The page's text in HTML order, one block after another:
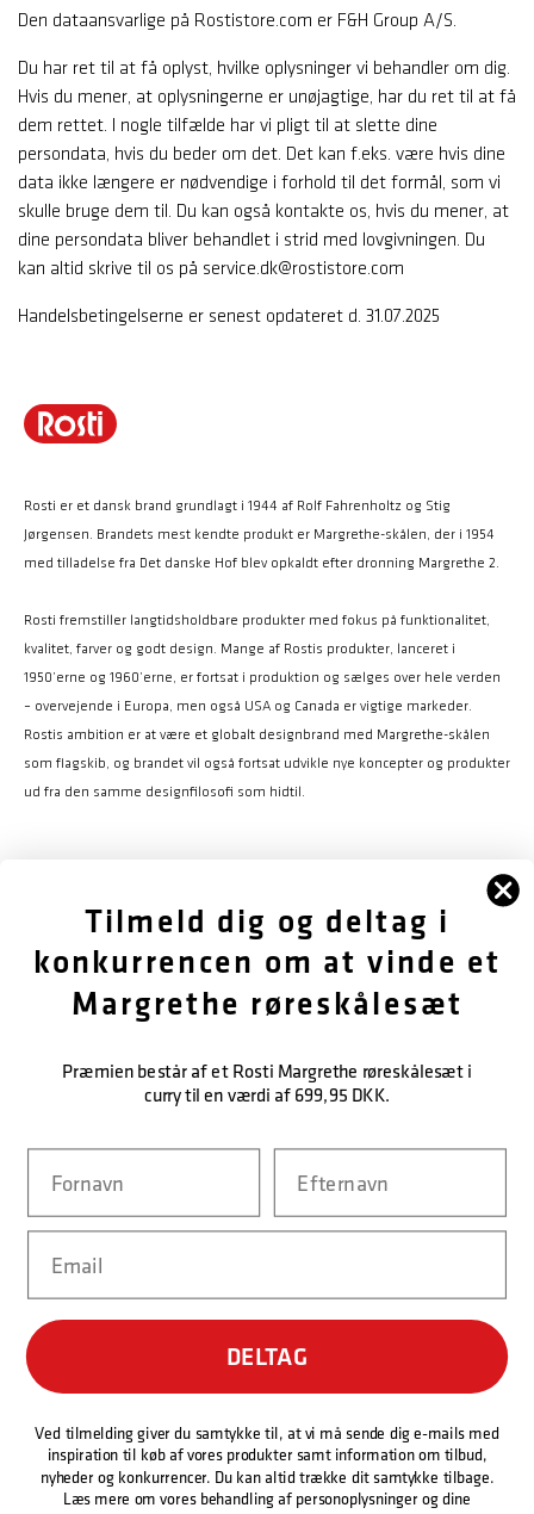
Den dataansvarlige på Rostistore.com er F&H Group A/S.
Du har ret til at få oplyst, hvilke oplysninger vi behandler om dig.
Hvis du mener, at oplysningerne er unøjagtige, har du ret til at få
dem rettet. I nogle tilfælde har vi pligt til at slette dine
persondata, hvis du beder om det. Det kan f.eks. være hvis dine
data ikke længere er nødvendige i forhold til det formål, som vi
skulle bruge dem til. Du kan også kontakte os, hvis du mener, at
dine persondata bliver behandlet i strid med lovgivningen. Du
kan altid skrive til os på service.dk@rostistore.com
Handelsbetingelserne er senest opdateret d. 31.07.2025
Rosti er et dansk brand grundlagt i 1944 af Rolf Fahrenholtz og Stig
Jørgensen. Brandets mest kendte produkt er Margrethe-skålen, der i 1954
med tilladelse fra Det danske Hof blev opkaldt efter dronning Margrethe 2.
Rosti fremstiller langtidsholdbare produkter med fokus på funktionalitet,
kvalitet, farver og godt design. Mange af Rostis produkter, lanceret i
1950’erne og 1960’erne, er fortsat i produktion og sælges over hele verden
– overvejende i Europa, men også USA og Canada er vigtige markeder.
Rostis ambition er at være et globalt designbrand med Margrethe-skålen
som flagskib, og brandet vil også fortsat udvikle nye koncepter og produkter
ud fra den samme designfilosofi som hidtil.
OM OS
KUNDESERVICE
NEM BETALING
Tilmeld dig og deltag i
konkurrencen om at vinde et
Margrethe røreskålesæt
Præmien består af et Rosti Margrethe røreskålesæt i
curry til en værdi af 699,95 DKK.
DELTAG
Ved tilmelding giver du samtykke til, at vi må sende dig e-mails med
inspiration til køb af vores produkter samt information om tilbud,
nyheder og konkurrencer. Du kan altid trække dit samtykke tilbage.
Læs mere om vores behandling af personoplysninger og dine